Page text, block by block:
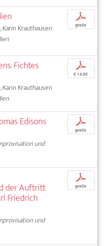
Karin Krauthausen
p
gratis
Fichtes
Karin Krauthausen
p
€ 14,95
Edisons
und
p
gratis
der Auftritt
Friedrich
und
p
gratis